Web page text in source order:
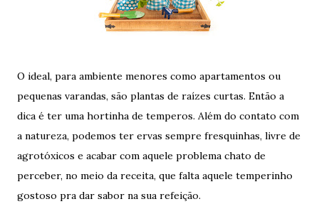
O ideal, para ambiente menores como apartamentos ou
pequenas varandas, são plantas de raízes curtas. Então a
dica é ter uma hortinha de temperos. Além do contato com
a natureza, podemos ter ervas sempre fresquinhas, livre de
agrotóxicos e acabar com aquele problema chato de
perceber, no meio da receita, que falta aquele temperinho
gostoso pra dar sabor na sua refeição.